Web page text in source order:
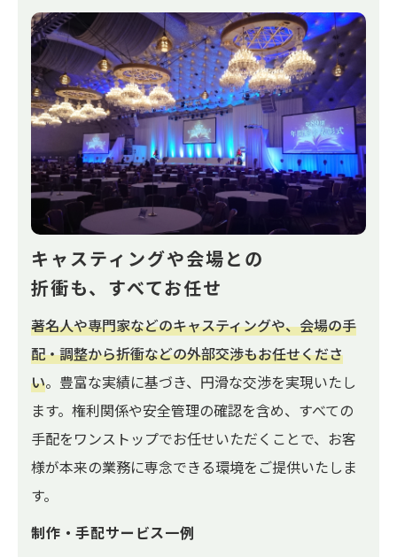
キャスティングや会場との
折衝も、すべてお任せ
著名人や専門家などのキャスティングや、会場の手
配・調整から折衝などの外部交渉もお任せくださ
い。豊富な実績に基づき、円滑な交渉を実現いたし
ます。権利関係や安全管理の確認を含め、すべての
手配をワンストップでお任せいただくことで、お客
様が本来の業務に専念できる環境をご提供いたしま
す。
制作・手配サービス一例